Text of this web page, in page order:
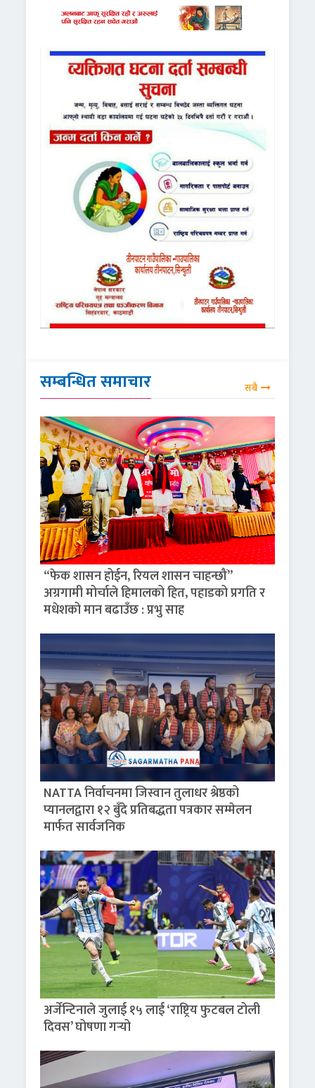
सम्बन्धित समाचार सबै
“फेक शासन होईन, रियल शासन चाहन्छौं”
अग्रगामी मोर्चाले हिमालको हित, पहाडको प्रगति र
मधेशको मान बढाउँछ : प्रभु साह
NATTA निर्वाचनमा जिस्वान तुलाधर श्रेष्ठको
प्यानलद्वारा १२ बुँदे प्रतिबद्धता पत्रकार सम्मेलन
मार्फत सार्वजनिक
अर्जेन्टिनाले जुलाई १५ लाई ‘राष्ट्रिय फुटबल टोली
दिवस’ घोषणा गर्‍यो